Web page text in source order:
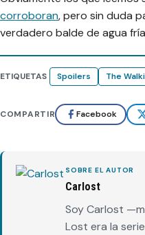
corroboran, pero sin duda
verdadero balde de agua
ETIQUETAS Spoilers The
COMPARTIR Facebook
SOBRE EL AUTOR
Carlost
Soy Carlost
Lost era la